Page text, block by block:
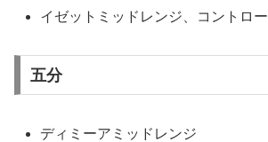
イゼットミッドレンジ、コントロ
五分
ディミーアミッドレンジ